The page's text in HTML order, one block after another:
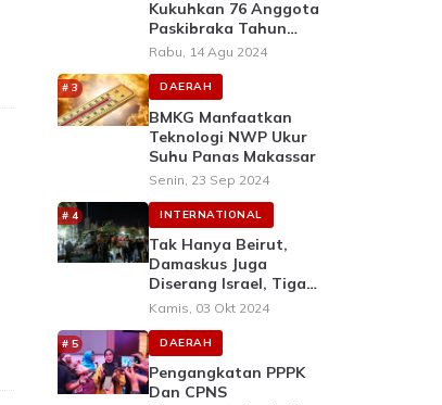
Kukuhkan 76 Anggota
Paskibraka Tahun
2024 Di Istana
Rabu, 14 Agu 2024
DAERAH
BMKG Manfaatkan
Teknologi NWP Ukur
Suhu Panas Makassar
Senin, 23 Sep 2024
INTERNATIONAL
Tak Hanya Beirut,
Damaskus Juga
Diserang Israel, Tiga
Warga Tewas
Kamis, 03 Okt 2024
DAERAH
Pengangkatan PPPK
Dan CPNS